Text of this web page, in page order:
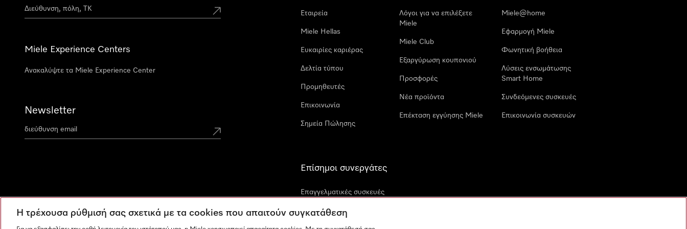
Miele Experience Centers
Ανακαλύψτε τα Miele Experience Center
Newsletter
Εταιρεία
Miele Hellas
Ευκαιρίες καριέρας
Δελτία τύπου
Προμηθευτές
Επικοινωνία
Σημεία Πώλησης
Λόγοι για να επιλέξετε
Miele
Miele Club
Εξαργύρωση κουπονιού
Προσφορές
Νέα προϊόντα
Επέκταση εγγύησης Miele
Miele@home
Εφαρμογή Miele
Φωνητική βοήθεια
Λύσεις ενσωμάτωσης
Smart Home
Συνδεόμενες συσκευές
Επικοινωνία συσκευών
Επίσημοι συνεργάτες
Επαγγελματικές συσκευές
Η τρέχουσα ρύθμισή σας σχετικά με τα cookies που απαιτούν συγκατάθεση